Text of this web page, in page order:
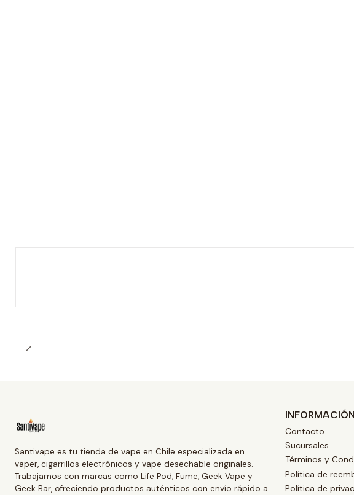
Santivape es tu tienda de vape en Chile especializada en
vaper, cigarrillos electrónicos y vape desechable originales.
Trabajamos con marcas como Life Pod, Fume, Geek Vape y
Geek Bar, ofreciendo productos auténticos con envío rápido a
INFORMACIÓN
Contacto
Sucursales
Términos y
Política de
Política de